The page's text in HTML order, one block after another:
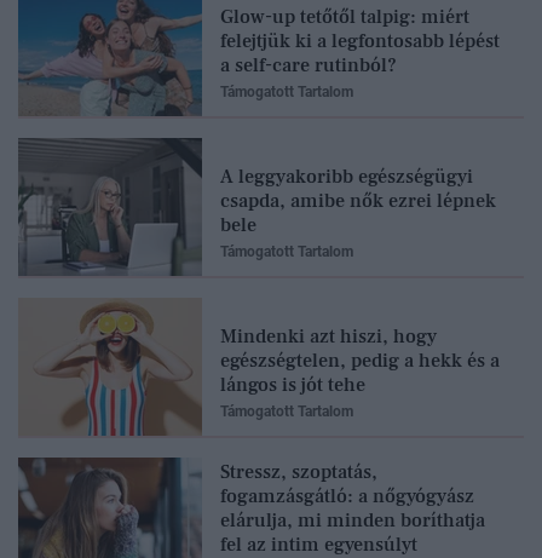
Glow-up tetőtől talpig: miért
felejtjük ki a legfontosabb lépést
a self-care rutinból?
Támogatott Tartalom
A leggyakoribb egészségügyi
csapda, amibe nők ezrei lépnek
bele
Támogatott Tartalom
Mindenki azt hiszi, hogy
egészségtelen, pedig a hekk és a
lángos is jót tehe
Támogatott Tartalom
Stressz, szoptatás,
fogamzásgátló: a nőgyógyász
elárulja, mi minden boríthatja
fel az intim egyensúlyt